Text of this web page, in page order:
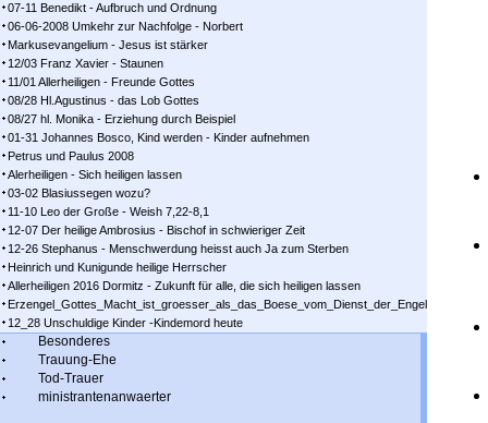
07-11 Benedikt - Aufbruch und Ordnung
06-06-2008 Umkehr zur Nachfolge - Norbert
Markusevangelium - Jesus ist stärker
12/03 Franz Xavier - Staunen
11/01 Allerheiligen - Freunde Gottes
08/28 Hl.Agustinus - das Lob Gottes
08/27 hl. Monika - Erziehung durch Beispiel
01-31 Johannes Bosco, Kind werden - Kinder aufnehmen
Petrus und Paulus 2008
Alerheiligen - Sich heiligen lassen
03-02 Blasiussegen wozu?
11-10 Leo der Große - Weish 7,22-8,1
12-07 Der heilige Ambrosius - Bischof in schwieriger Zeit
12-26 Stephanus - Menschwerdung heisst auch Ja zum Sterben
Heinrich und Kunigunde heilige Herrscher
Allerheiligen 2016 Dormitz - Zukunft für alle, die sich heiligen lassen
Erzengel_Gottes_Macht_ist_groesser_als_das_Boese_vom_Dienst_der_Engel
12_28 Unschuldige Kinder -Kindemord heute
Besonderes
Trauung-Ehe
Tod-Trauer
ministrantenanwaerter